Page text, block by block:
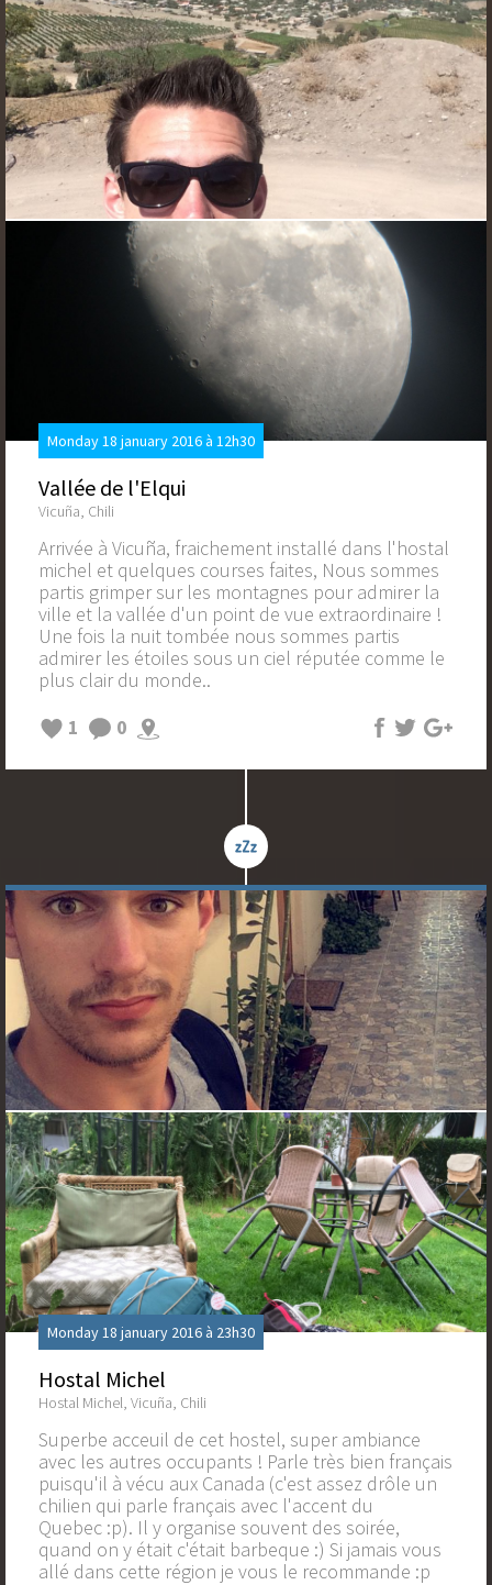
Monday 18 january 2016 à 12h30
Vallée de l'Elqui
Vicuña, Chili
Arrivée à Vicuña, fraichement installé dans l'hostal
michel et quelques courses faites, Nous sommes
partis grimper sur les montagnes pour admirer la
ville et la vallée d'un point de vue extraordinaire !
Une fois la nuit tombée nous sommes partis
admirer les étoiles sous un ciel réputée comme le
plus clair du monde..
1
0
Monday 18 january 2016 à 23h30
Hostal Michel
Hostal Michel, Vicuña, Chili
Superbe acceuil de cet hostel, super ambiance
avec les autres occupants ! Parle très bien français
puisqu'il à vécu aux Canada (c'est assez drôle un
chilien qui parle français avec l'accent du
Quebec :p). Il y organise souvent des soirée,
quand on y était c'était barbeque :) Si jamais vous
allé dans cette région je vous le recommande :p